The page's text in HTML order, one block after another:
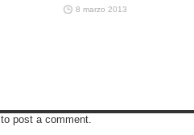
8 marzo 2013
to post a comment.